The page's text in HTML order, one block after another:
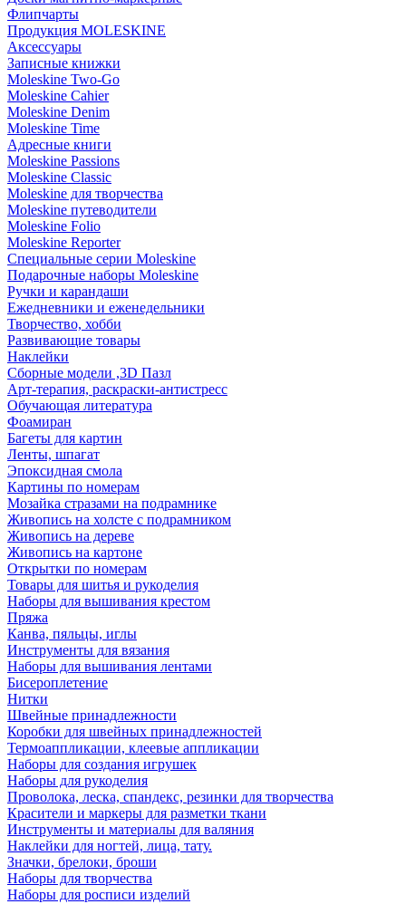
Флипчарты
Продукция MOLESKINE
Аксессуары
Записные книжки
Moleskine Two-Go
Moleskine Cahier
Moleskine Denim
Moleskine Time
Адресные книги
Moleskine Passions
Moleskine Classic
Moleskine для творчества
Moleskine путеводители
Moleskine Folio
Moleskine Reporter
Специальные серии Moleskine
Подарочные наборы Moleskine
Ручки и карандаши
Ежедневники и еженедельники
Творчество, хобби
Развивающие товары
Наклейки
Сборные модели ,3D Пазл
Арт-терапия, раскраски-антистресс
Обучающая литература
Фоамиран
Багеты для картин
Ленты, шпагат
Эпоксидная смола
Картины по номерам
Мозайка стразами на подрамнике
Живопись на холсте с подрамником
Живопись на дереве
Живопись на картоне
Открытки по номерам
Товары для шитья и рукоделия
Наборы для вышивания крестом
Пряжа
Канва, пяльцы, иглы
Инструменты для вязания
Наборы для вышивания лентами
Бисероплетение
Нитки
Швейные принадлежности
Коробки для швейных принадлежностей
Термоаппликации, клеевые аппликации
Наборы для создания игрушек
Наборы для рукоделия
Проволока, леска, спандекс, резинки для творчества
Красители и маркеры для разметки ткани
Инструменты и материалы для валяния
Наклейки для ногтей, лица, тату.
Значки, брелоки, броши
Наборы для творчества
Наборы для росписи изделий